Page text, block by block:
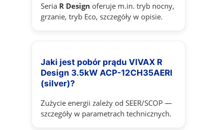
Seria R Design oferuje m.in. tryb nocny,
grzanie, tryb Eco, szczegóły w opisie.
Jaki jest pobór prądu VIVAX R
Design 3.5kW ACP-12CH35AERI
(silver)?
Zużycie energii zależy od SEER/SCOP —
szczegóły w parametrach technicznych.